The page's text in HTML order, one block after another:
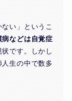
い」というこ
などは自覚症
状です。しかし
人生の中で数多